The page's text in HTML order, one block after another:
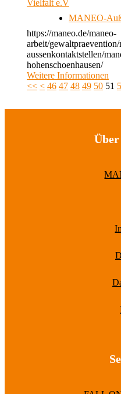
Vielfalt e.V
MANEO-
https://maneo.de/maneo-
arbeit/gewaltpraevention/
aussenkontaktstellen/
hohenschoenhausen/
Weitere Informationen
<< < 46 47 48 49 50 51